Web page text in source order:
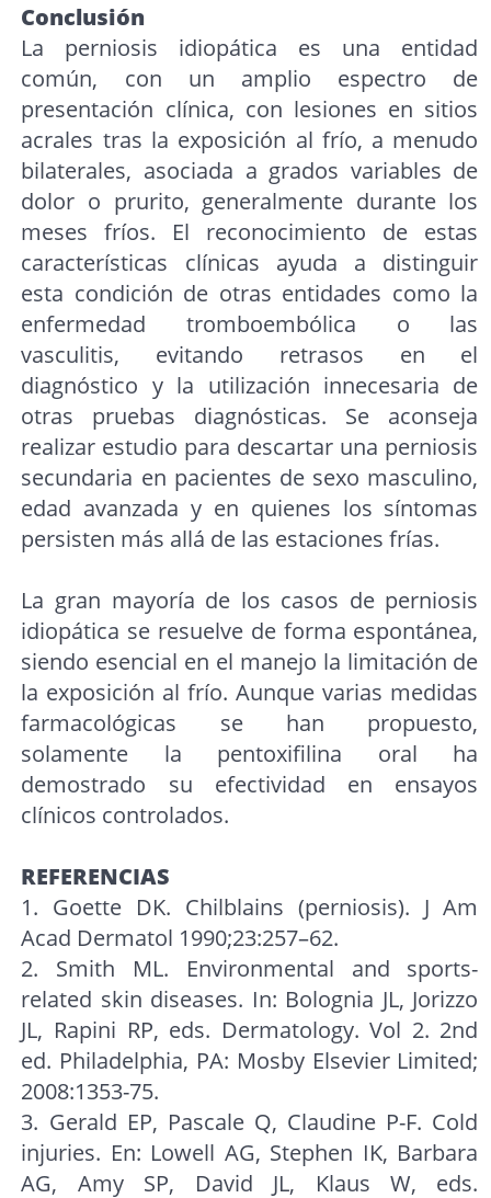
Conclusión
La perniosis idiopática es una entidad
común, con un amplio espectro de
presentación clínica, con lesiones en sitios
acrales tras la exposición al frío, a menudo
bilaterales, asociada a grados variables de
dolor o prurito, generalmente durante los
meses fríos. El reconocimiento de estas
características clínicas ayuda a distinguir
esta condición de otras entidades como la
enfermedad tromboembólica o las
vasculitis, evitando retrasos en el
diagnóstico y la utilización innecesaria de
otras pruebas diagnósticas. Se aconseja
realizar estudio para descartar una perniosis
secundaria en pacientes de sexo masculino,
edad avanzada y en quienes los síntomas
persisten más allá de las estaciones frías.
La gran mayoría de los casos de perniosis
idiopática se resuelve de forma espontánea,
siendo esencial en el manejo la limitación de
la exposición al frío. Aunque varias medidas
farmacológicas se han propuesto,
solamente la pentoxifilina oral ha
demostrado su efectividad en ensayos
clínicos controlados.
REFERENCIAS
1. Goette DK. Chilblains (perniosis). J Am
Acad Dermatol 1990;23:257–62.
2. Smith ML. Environmental and sports-
related skin diseases. In: Bolognia JL, Jorizzo
JL, Rapini RP, eds. Dermatology. Vol 2. 2nd
ed. Philadelphia, PA: Mosby Elsevier Limited;
2008:1353-75.
3. Gerald EP, Pascale Q, Claudine P-F. Cold
injuries. En: Lowell AG, Stephen IK, Barbara
AG, Amy SP, David JL, Klaus W, eds.